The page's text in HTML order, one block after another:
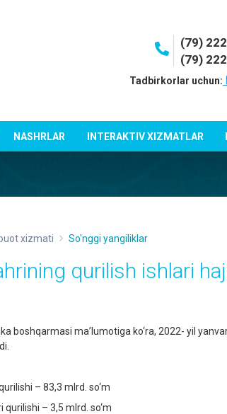
(79)
(79)
Tadbirkorlar uchun:
NASHRLAR INTERAKTIV XIZMATLAR
xizmati So'nggi yangiliklar
qurilish ishlari
boshqarmasi ma’lumotiga ko‘ra, 2022- yil
– 83,3 mlrd. so‘m
– 3,5 mlrd. so‘m